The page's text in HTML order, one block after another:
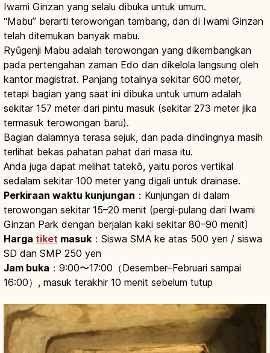
Iwami Ginzan yang selalu dibuka untuk umum.
“Mabu” berarti terowongan tambang, dan di Iwami Ginzan
telah ditemukan banyak mabu.
Ryūgenji Mabu adalah terowongan yang dikembangkan
pada pertengahan zaman Edo dan dikelola langsung oleh
kantor magistrat. Panjang totalnya sekitar 600 meter,
tetapi bagian yang saat ini dibuka untuk umum adalah
sekitar 157 meter dari pintu masuk (sekitar 273 meter jika
termasuk terowongan baru).
Bagian dalamnya terasa sejuk, dan pada dindingnya masih
terlihat bekas pahatan pahat dari masa itu.
Anda juga dapat melihat tatekō, yaitu poros vertikal
sedalam sekitar 100 meter yang digali untuk drainase.
Perkiraan waktu kunjungan ：Kunjungan di dalam
terowongan sekitar 15–20 menit (pergi-pulang dari Iwami
Ginzan Park dengan berjalan kaki sekitar 80–90 menit)
Harga tiket masuk ：Siswa SMA ke atas 500 yen / siswa
SD dan SMP 250 yen
Jam buka ：9:00〜17:00（Desember–Februari sampai
16:00）, masuk terakhir 10 menit sebelum tutup